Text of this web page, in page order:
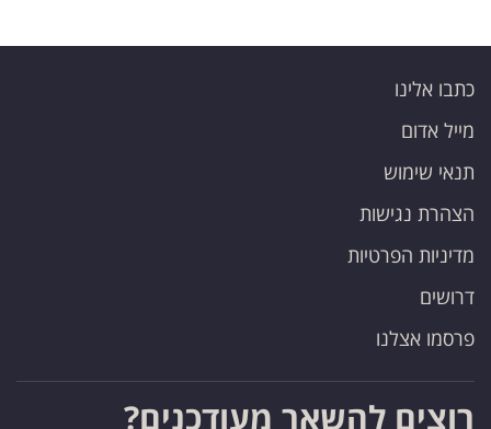
כתבו אלינו
מייל אדום
תנאי שימוש
הצהרת נגישות
מדיניות הפרטיות
דרושים
פרסמו אצלנו
רוצים להשאר מעודכנים?